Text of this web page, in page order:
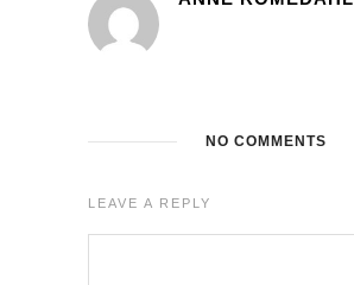
NO COMMENTS
LEAVE A REPLY